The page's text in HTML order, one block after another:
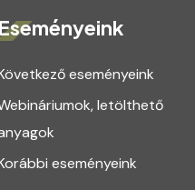
Eseményeink
eseményeink
letölthető
eseményeink